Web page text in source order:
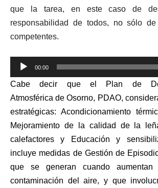
que la tarea, en este caso de
responsabilidad de todos, no sólo
competentes.
Reproductor
de
audio
00:00
Cabe decir que el Plan de
Atmosférica de Osorno, PDAO,
estratégicas: Acondicionamiento
Mejoramiento de la calidad de la
calefactores y Educación y
incluye medidas de Gestión de
que se generan cuando
contaminación del aire, y que